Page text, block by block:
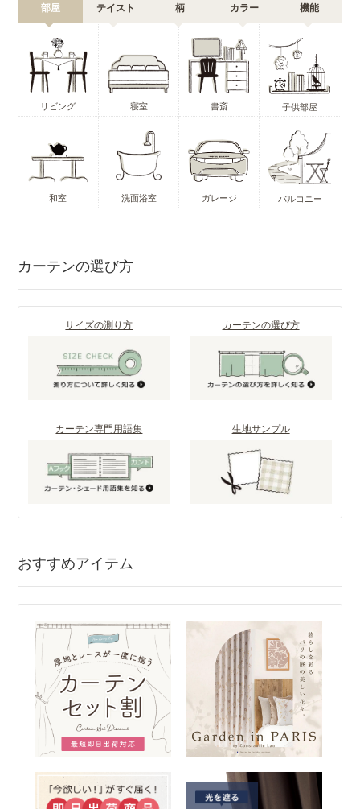
部屋 テイスト 柄 カラー 機能
リビング 寝室 書斎 子供部屋
和室 洗面浴室 ガレージ バルコニー
カーテンの選び方
サイズの測り方 カーテンの選び方
カーテン専門用語集 生地サンプル
おすすめアイテム